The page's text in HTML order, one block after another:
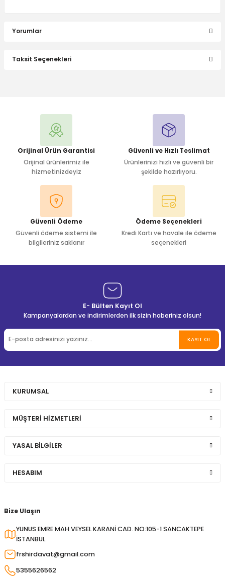
Yorumlar
Taksit Seçenekleri
Orijinal Ürün Garantisi
Orijinal ürünlerimiz ile
hizmetinizdeyiz
Güvenli ve Hızlı Teslimat
Ürünlerinizi hızlı ve güvenli bir
şekilde hazırlıyoru.
Güvenli Ödeme
Güvenli ödeme sistemi ile
bilgileriniz saklanır
Ödeme Seçenekleri
Kredi Kartı ve havale ile ödeme
seçenekleri
E- Bülten Kayıt Ol
Kampanyalardan ve indirimlerden ilk sizin haberiniz olsun!
KAYIT OL
Bize Ulaşın
YUNUS EMRE MAH.VEYSEL KARANİ CAD. NO:105-1 SANCAKTEPE
İSTANBUL
frshirdavat@gmail.com
5355626562
KURUMSAL
MÜŞTERİ HİZMETLERİ
YASAL BİLGİLER
HESABIM